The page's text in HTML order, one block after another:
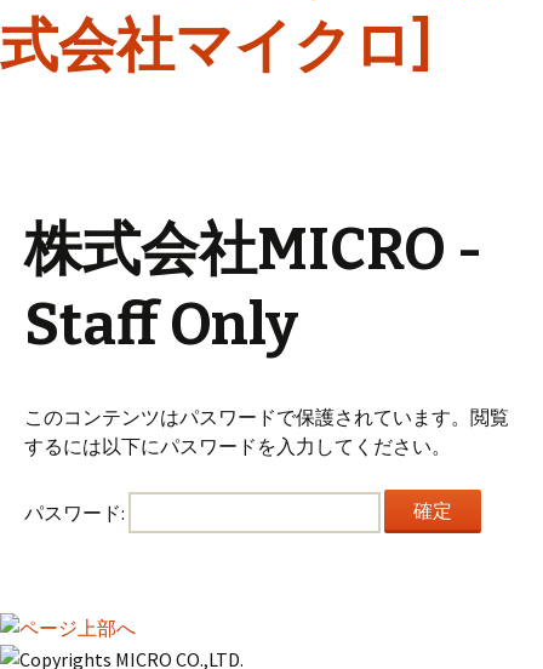
株式会社MICRO -
Staff Only
このコンテンツはパスワードで保護されています。閲覧
するには以下にパスワードを入力してください。
パスワード: